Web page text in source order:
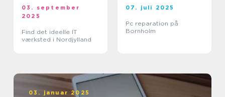
03. september
2025
Find det ideelle IT
værksted i Nordjylland
07. juli 2025
Pc reparation på
Bornholm
03. januar 2025